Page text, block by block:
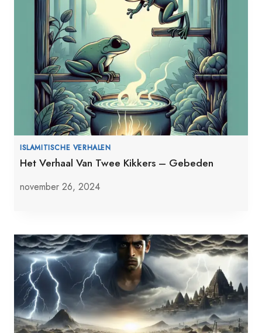
ISLAMITISCHE VERHALEN
Het Verhaal Van Twee Kikkers – Gebeden
november 26, 2024